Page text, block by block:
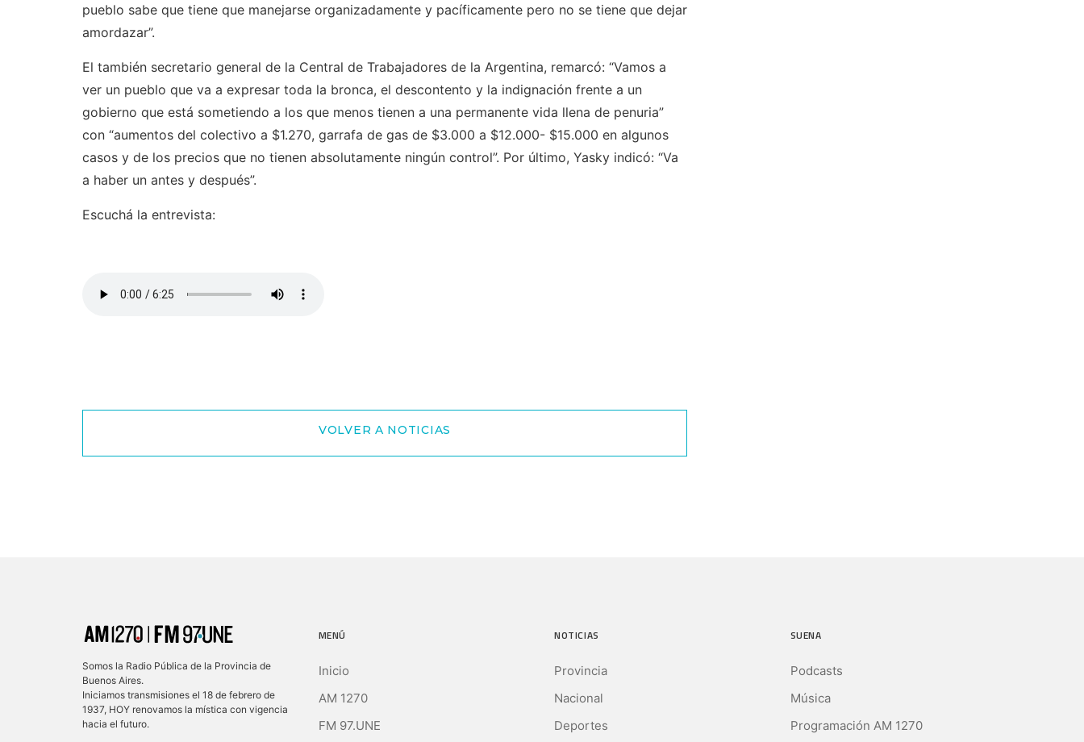
pueblo sabe que tiene que manejarse organizadamente y pacíficamente pero no se tiene que dejar
amordazar”.
El también secretario general de la Central de Trabajadores de la Argentina, remarcó: “Vamos a
ver un pueblo que va a expresar toda la bronca, el descontento y la indignación frente a un
gobierno que está sometiendo a los que menos tienen a una permanente vida llena de penuria”
con “aumentos del colectivo a $1.270, garrafa de gas de $3.000 a $12.000- $15.000 en algunos
casos y de los precios que no tienen absolutamente ningún control”. Por último, Yasky indicó: “Va
a haber un antes y después”.
Escuchá la entrevista:
VOLVER A NOTICIAS
Somos la Radio Pública de la Provincia de
Buenos Aires.
Iniciamos transmisiones el 18 de febrero de
1937, HOY renovamos la mística con vigencia
hacia el futuro.
MENÚ
Inicio
AM 1270
FM 97.UNE
NOTICIAS
Provincia
Nacional
Deportes
SUENA
Podcasts
Música
Programación AM 1270